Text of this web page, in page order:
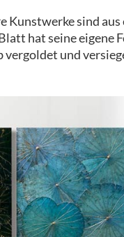
Kunstwerke sind
hat seine eigene
vergoldet und